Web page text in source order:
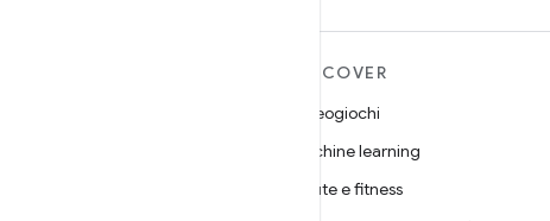
DISCOVER
Videogiochi
Machine learning
Salute e fitness